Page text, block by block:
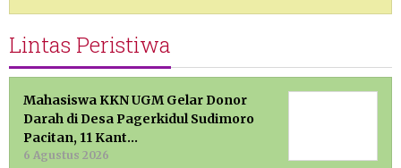
Lintas Peristiwa
Mahasiswa KKN UGM Gelar Donor
Darah di Desa Pagerkidul Sudimoro
Pacitan, 11 Kant…
6 Agustus 2026